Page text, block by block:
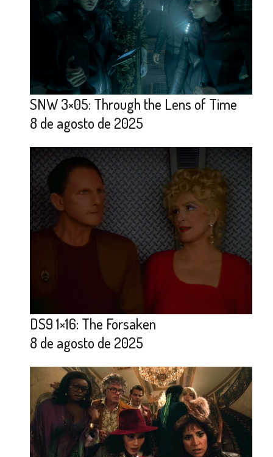
SNW 3×05: Through the Lens of Time
8 de agosto de 2025
DS9 1×16: The Forsaken
8 de agosto de 2025